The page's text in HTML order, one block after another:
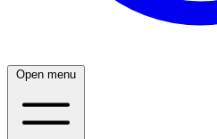
Open menu